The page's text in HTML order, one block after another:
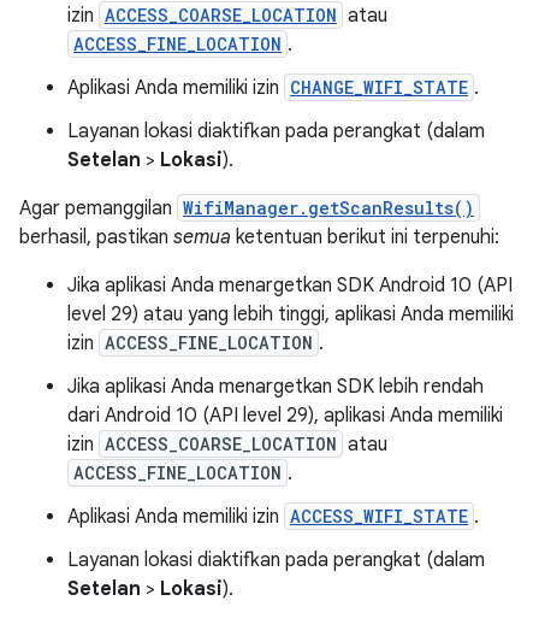
izin ACCESS_COARSE_LOCATION atau
ACCESS_FINE_LOCATION .
Aplikasi Anda memiliki izin CHANGE_WIFI_STATE .
Layanan lokasi diaktifkan pada perangkat (dalam
Setelan > Lokasi).
Agar pemanggilan WifiManager.getScanResults()
berhasil, pastikan semua ketentuan berikut ini terpenuhi:
Jika aplikasi Anda menargetkan SDK Android 10 (API
level 29) atau yang lebih tinggi, aplikasi Anda memiliki
izin ACCESS_FINE_LOCATION .
Jika aplikasi Anda menargetkan SDK lebih rendah
dari Android 10 (API level 29), aplikasi Anda memiliki
izin ACCESS_COARSE_LOCATION atau
ACCESS_FINE_LOCATION .
Aplikasi Anda memiliki izin ACCESS_WIFI_STATE .
Layanan lokasi diaktifkan pada perangkat (dalam
Setelan > Lokasi).